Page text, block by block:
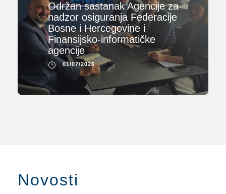
Održan sastanak Agencije za
nadzor osiguranja Federacije
Bosne i Hercegovine i
Finansijsko-informatičke
agencije
01/07/2026
Novosti